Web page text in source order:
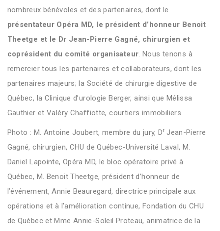
nombreux bénévoles et des partenaires, dont le
présentateur Opéra MD, le président d’honneur Benoit
Theetge et le Dr Jean-Pierre Gagné, chirurgien et
coprésident du comité organisateur. Nous tenons à
remercier tous les partenaires et collaborateurs, dont les
partenaires majeurs; la Société de chirurgie digestive de
Québec, la Clinique d’urologie Berger, ainsi que Mélissa
Gauthier et Valéry Chaffiotte, courtiers immobiliers.
Photo : M. Antoine Joubert, membre du jury, Dr Jean-Pierre
Gagné, chirurgien, CHU de Québec-Université Laval, M.
Daniel Lapointe, Opéra MD, le bloc opératoire privé à
Québec, M. Benoit Theetge, président d’honneur de
l’événement, Annie Beauregard, directrice principale aux
opérations et à l’amélioration continue, Fondation du CHU
de Québec et Mme Annie-Soleil Proteau, animatrice de la